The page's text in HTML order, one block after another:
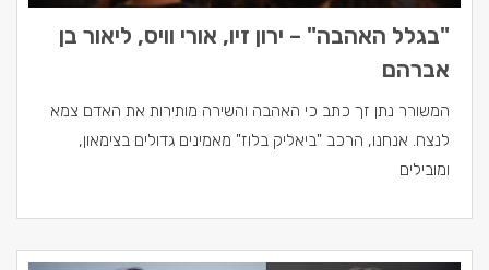
"בגלל האהבה" – ירון זיו, אורי וויס, ליאור בן
אברהם
המשורר נתן זך כתב כי האהבה והשירה מותירות את האדם צמא
לנצח. אנחנו, הרכב "ביאליק בלוז" מאמינים גדולים בצימאון,
ומובילים